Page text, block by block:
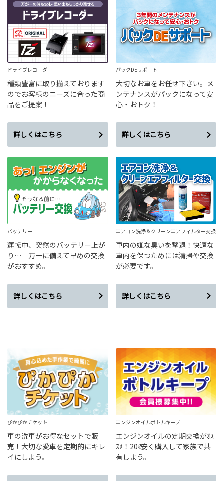
ドライブレコーダー
種類豊富に取り揃えております
のでお客様のニーズに合った商
品をご提案！
詳しくはこちら
パックDEサポート
大切なお車をお任せ下さい。メ
ンテナンスがパックになって安
心・おトク！
詳しくはこちら
バッテリー
運転中、突然のバッテリー上が
り… 万一に備えて早めの交換
がおすすめ。
詳しくはこちら
エアコン洗浄＆クリーンエアフィルター交換
車内の嫌な臭いを撃退！快適な
車内を保つためには清掃や交換
が必要です。
詳しくはこちら
ぴかぴかチケット
車の洗車がお得なセットで販
売！大切な愛車を定期的にキレ
イにしよう。
エンジンオイルボトルキープ
エンジンオイルの定期交換がｵｽ
ｽﾒ！20ℓ安く購入して家族で共
有しよう。